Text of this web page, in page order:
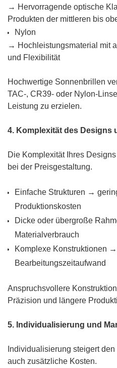
→ Hervorragende optische
Produkten der mittleren bis
Nylon
→ Hochleistungsmaterial mit
und Flexibilität
Hochwertige Sonnenbrillen
TAC-, CR39- oder Nylon-
Leistung zu erzielen.
4. Komplexität des Designs
Die Komplexität Ihres
bei der Preisgestaltung.
Einfache Strukturen →
Produktionskosten
Dicke oder übergroße
Materialverbrauch
Komplexe Konstruktionen
Bearbeitungszeitaufwand
Anspruchsvollere
Präzision und längere
5. Individualisierung und
Individualisierung steigert
auch zusätzliche Kosten.